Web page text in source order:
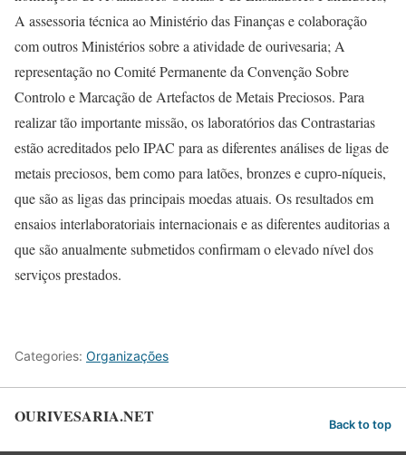
A assessoria técnica ao Ministério das Finanças e colaboração
com outros Ministérios sobre a atividade de ourivesaria; A
representação no Comité Permanente da Convenção Sobre
Controlo e Marcação de Artefactos de Metais Preciosos. Para
realizar tão importante missão, os laboratórios das Contrastarias
estão acreditados pelo IPAC para as diferentes análises de ligas de
metais preciosos, bem como para latões, bronzes e cupro-níqueis,
que são as ligas das principais moedas atuais. Os resultados em
ensaios interlaboratoriais internacionais e as diferentes auditorias a
que são anualmente submetidos confirmam o elevado nível dos
serviços prestados.
Categories: Organizações
OURIVESARIA.NET Back to top